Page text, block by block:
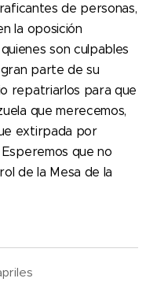
de personas,
la oposición
son culpables
parte de su
repatriarlos para que
que merecemos,
extirpada por
que no
de la Mesa de la